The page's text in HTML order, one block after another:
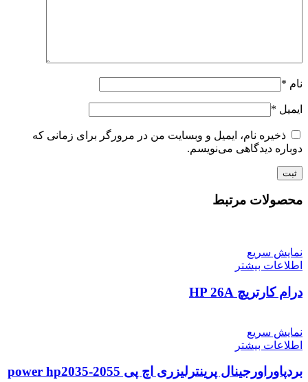
نام *
ایمیل *
ذخیره نام، ایمیل و وبسایت من در مرورگر برای زمانی که
دوباره دیدگاهی می‌نویسم.
محصولات مرتبط
نمایش سریع
اطلاعات بیشتر
درام کارتریچ HP 26A
نمایش سریع
اطلاعات بیشتر
بردپاوراورجینال پرینترلیزری اچ پی power hp2035-2055